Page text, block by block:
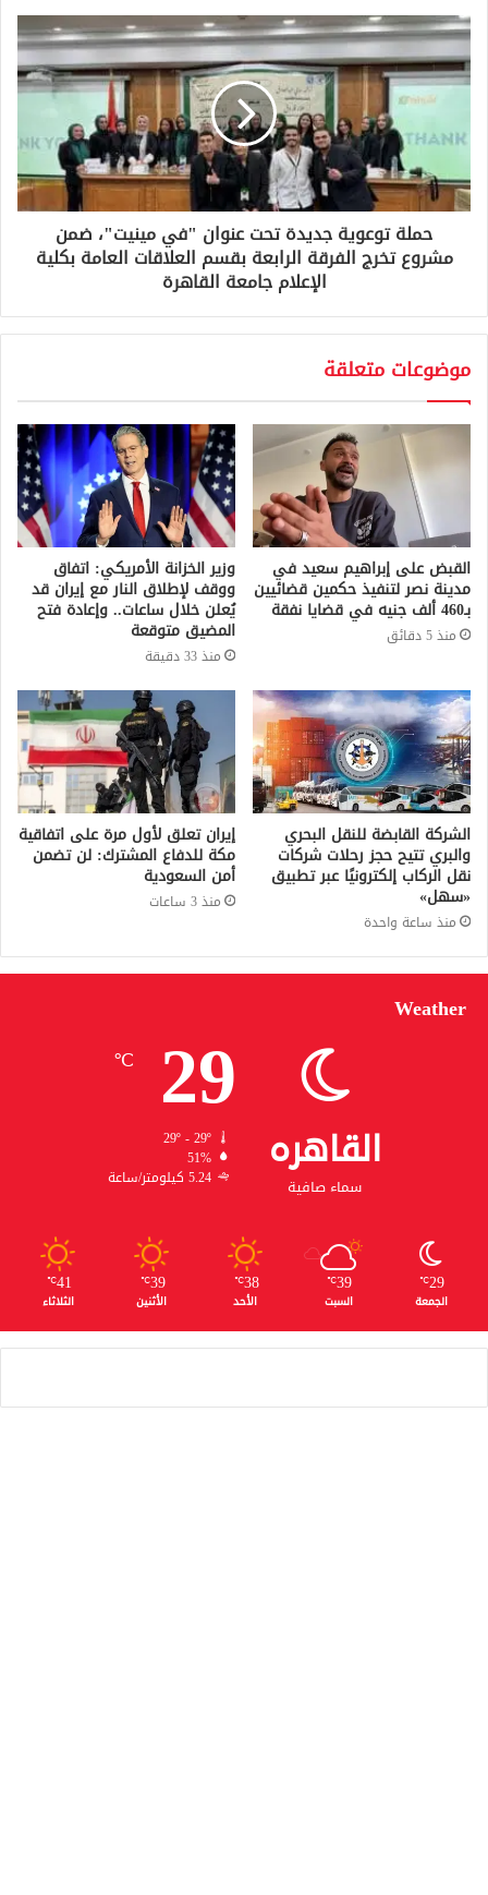
حملة توعوية جديدة تحت عنوان "في مينيت"، ضمن
مشروع تخرج الفرقة الرابعة بقسم العلاقات العامة بكلية
الإعلام جامعة القاهرة
موضوعات متعلقة
القبض على إبراهيم سعيد في
مدينة نصر لتنفيذ حكمين قضائيين
بـ460 ألف جنيه في قضايا نفقة
منذ 5 دقائق
وزير الخزانة الأمريكي: اتفاق
ووقف لإطلاق النار مع إيران قد
يُعلن خلال ساعات.. وإعادة فتح
المضيق متوقعة
منذ 33 دقيقة
الشركة القابضة للنقل البحري
والبري تتيح حجز رحلات شركات
نقل الركاب إلكترونيًا عبر تطبيق
«سهل»
منذ ساعة واحدة
إيران تعلق لأول مرة على اتفاقية
مكة للدفاع المشترك: لن تضمن
أمن السعودية
منذ 3 ساعات
Weather
القاهره
سماء صافية
29
℃
29º - 29º
51%
5.24 كيلومتر/ساعة
29
℃
الجمعة
39
℃
السبت
38
℃
الأحد
39
℃
الأثنين
41
℃
الثلاثاء